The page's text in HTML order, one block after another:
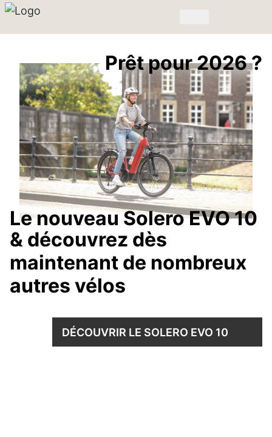
Prêt pour 2026 ?
Le nouveau Solero EVO 10
& découvrez dès
maintenant de nombreux
autres vélos
DÉCOUVRIR LE SOLERO EVO 10